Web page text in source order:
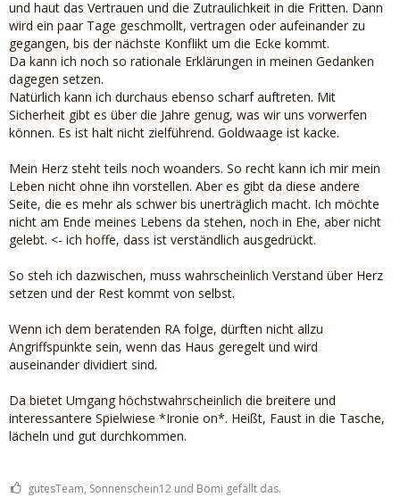
Du scheinst, wie du schreibst, mit der Beziehung schon
ziemlich abgeschlossen zu haben. Siehst die Sachen
nüchtern und pragmatisch. Viel von der Trennungstrauer
hast du wahrscheinlich schon in den letzten Monaten und
Jahren bewältigt. Bei deinem Mann kann es gut sein, dass er
da ein paar Schritte zurück ist.
[…]
und haut das Vertrauen und die Zutraulichkeit in die Fritten. Dann
wird ein paar Tage geschmollt, vertragen oder aufeinander zu
gegangen, bis der nächste Konflikt um die Ecke kommt.
Da kann ich noch so rationale Erklärungen in meinen Gedanken
dagegen setzen.
Natürlich kann ich durchaus ebenso scharf auftreten. Mit
Sicherheit gibt es über die Jahre genug, was wir uns vorwerfen
können. Es ist halt nicht zielführend. Goldwaage ist kacke.
Mein Herz steht teils noch woanders. So recht kann ich mir mein
Leben nicht ohne ihn vorstellen. Aber es gibt da diese andere
Seite, die es mehr als schwer bis unerträglich macht. Ich möchte
nicht am Ende meines Lebens da stehen, noch in Ehe, aber nicht
gelebt. <- ich hoffe, dass ist verständlich ausgedrückt.
So steh ich dazwischen, muss wahrscheinlich Verstand über Herz
setzen und der Rest kommt von selbst.
Wenn ich dem beratenden RA folge, dürften nicht allzu
Angriffspunkte sein, wenn das Haus geregelt und wird
auseinander dividiert sind.
Da bietet Umgang höchstwahrscheinlich die breitere und
interessantere Spielwiese *Ironie on*. Heißt, Faust in die Tasche,
lächeln und gut durchkommen.
gutesTeam, Sonnenschein12 und Bomi gefällt das.